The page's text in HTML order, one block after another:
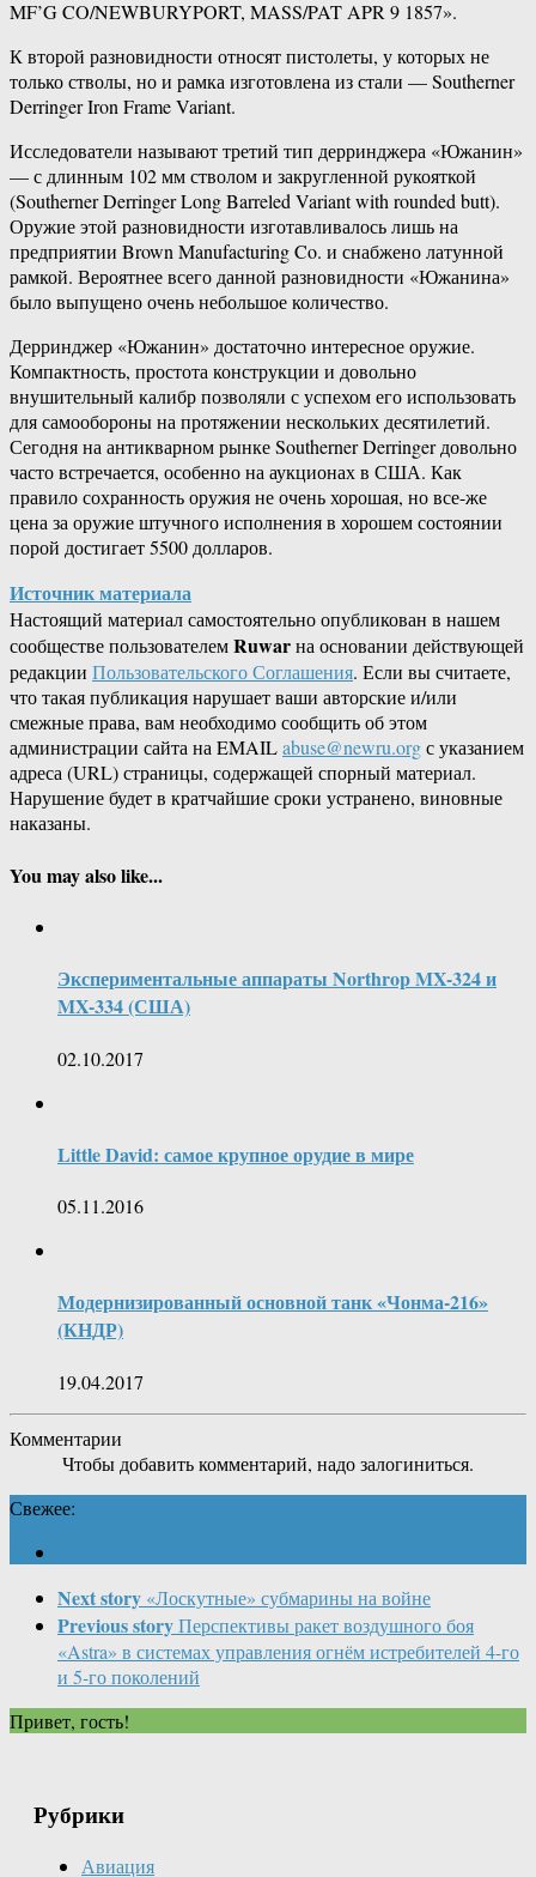
MF’G CO/NEWBURYPORT, MASS/PAT APR 9 1857».
К второй разновидности относят пистолеты, у которых не
только стволы, но и рамка изготовлена из стали — Southerner
Derringer Iron Frame Variant.
Исследователи называют третий тип дерринджера «Южанин»
— с длинным 102 мм стволом и закругленной рукояткой
(Southerner Derringer Long Barreled Variant with rounded butt).
Оружие этой разновидности изготавливалось лишь на
предприятии Brown Manufacturing Co. и снабжено латунной
рамкой. Вероятнее всего данной разновидности «Южанина»
было выпущено очень небольшое количество.
Дерринджер «Южанин» достаточно интересное оружие.
Компактность, простота конструкции и довольно
внушительный калибр позволяли с успехом его использовать
для самообороны на протяжении нескольких десятилетий.
Сегодня на антикварном рынке Southerner Derringer довольно
часто встречается, особенно на аукционах в США. Как
правило сохранность оружия не очень хорошая, но все-же
цена за оружие штучного исполнения в хорошем состоянии
порой достигает 5500 долларов.
Источник материала
Настоящий материал самостоятельно опубликован в нашем
сообществе пользователемRuwarна основании действующей
редакции Пользовательского Соглашения. Если вы считаете,
что такая публикация нарушает ваши авторские и/или
смежные права, вам необходимо сообщить об этом
администрации сайта на EMAILabuse@newru.orgс указанием
адреса (URL) страницы, содержащей спорный материал.
Нарушение будет в кратчайшие сроки устранено, виновные
наказаны.
You may also like...
Экспериментальные аппараты Northrop MX-324 и
MX-334 (США)
02.10.2017
Little David: самое крупное орудие в мире
05.11.2016
Модернизированный основной танк «Чонма-216»
(КНДР)
19.04.2017
Комментарии
Чтобы добавить комментарий, надо залогиниться.
Свежее:
Next story «Лоскутные» субмарины на войне
Previous storyПерспективы ракет воздушного боя
«Astra» в системах управления огнём истребителей 4-го
и 5-го поколений
Привет, гость!
Рубрики
Авиация